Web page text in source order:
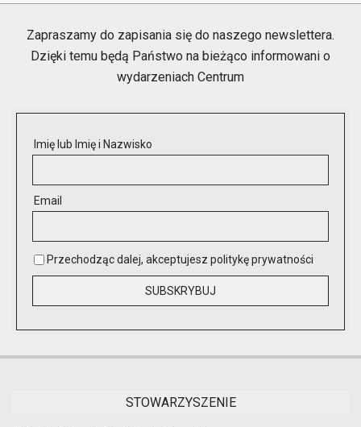
Zapraszamy do zapisania się do naszego newslettera.
Dzięki temu będą Państwo na bieżąco informowani o
wydarzeniach Centrum
Imię lub Imię i Nazwisko
Email
Przechodząc dalej, akceptujesz politykę prywatności
STOWARZYSZENIE